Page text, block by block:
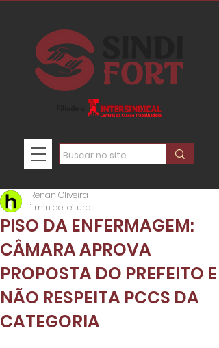
PISO DA ENFERMAGEM:
CÂMARA APROVA
PROPOSTA DO PREFEITO E
NÃO RESPEITA PCCS DA
CATEGORIA
Renan Oliveira
1 min de leitura